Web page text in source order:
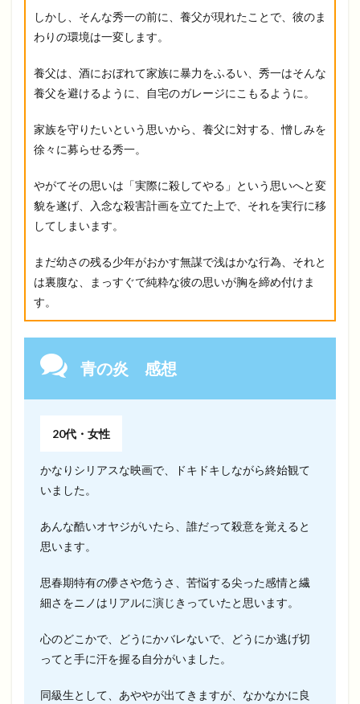
しかし、そんな秀一の前に、養父が現れたことで、彼のま
わりの環境は一変します。
養父は、酒におぼれて家族に暴力をふるい、秀一はそんな
養父を避けるように、自宅のガレージにこもるように。
家族を守りたいという思いから、養父に対する、憎しみを
徐々に募らせる秀一。
やがてその思いは「実際に殺してやる」という思いへと変
貌を遂げ、入念な殺害計画を立てた上で、それを実行に移
してしまいます。
まだ幼さの残る少年がおかす無謀で浅はかな行為、それと
は裏腹な、まっすぐで純粋な彼の思いが胸を締め付けま
す。
青の炎 感想
20代・女性
かなりシリアスな映画で、ドキドキしながら終始観て
いました。
あんな酷いオヤジがいたら、誰だって殺意を覚えると
思います。
思春期特有の儚さや危うさ、苦悩する尖った感情と繊
細さをニノはリアルに演じきっていたと思います。
心のどこかで、どうにかバレないで、どうにか逃げ切
ってと手に汗を握る自分がいました。
同級生として、あややが出てきますが、なかなかに良